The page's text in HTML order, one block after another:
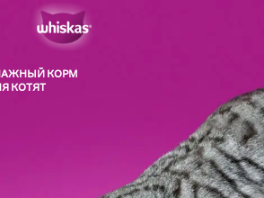
КОРМ
КОТЯТ